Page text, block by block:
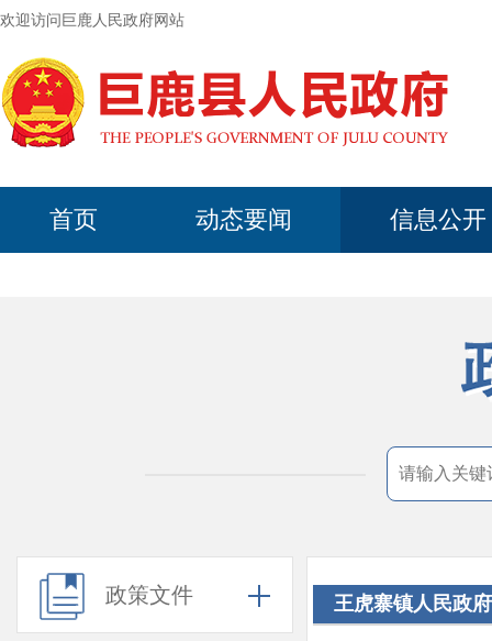
欢迎访问巨鹿人民政府网站
首页 动态要闻 信息公开
政策文件 王虎寨镇人民政